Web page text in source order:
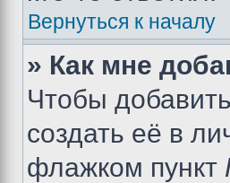
Вернуться к началу
» Как мне
Чтобы
создать её в
флажком пункт